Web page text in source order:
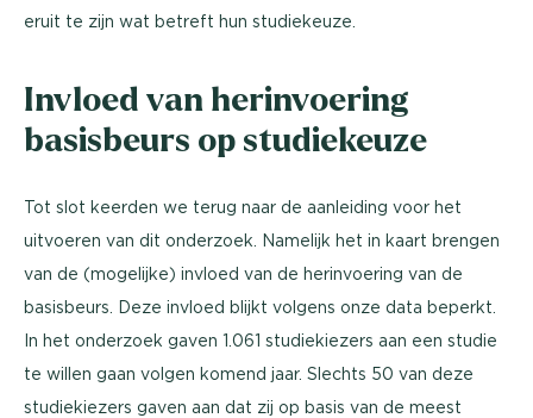
eruit te zijn wat betreft hun studiekeuze.
Invloed van herinvoering
basisbeurs op studiekeuze
Tot slot keerden we terug naar de aanleiding voor het
uitvoeren van dit onderzoek. Namelijk het in kaart brengen
van de (mogelijke) invloed van de herinvoering van de
basisbeurs. Deze invloed blijkt volgens onze data beperkt.
In het onderzoek gaven 1.061 studiekiezers aan een studie
te willen gaan volgen komend jaar. Slechts 50 van deze
studiekiezers gaven aan dat zij op basis van de meest